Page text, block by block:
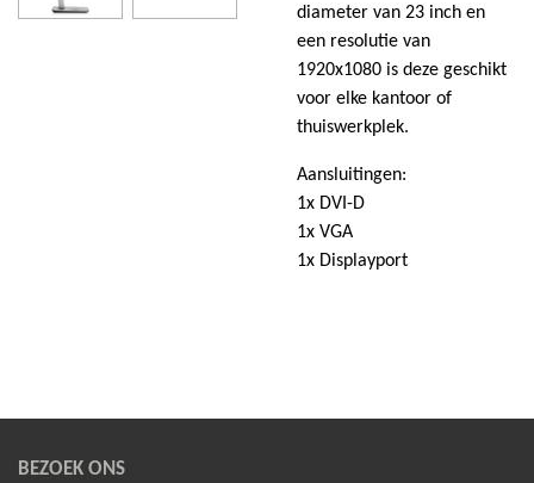
diameter van 23 inch en
een resolutie van
1920x1080 is deze geschikt
voor elke kantoor of
thuiswerkplek.
Aansluitingen:
1x DVI-D
1x VGA
1x Displayport
BEZOEK ONS